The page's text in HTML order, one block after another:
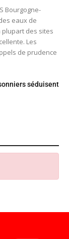
Bourgogne-
eaux de
plupart des sites
Les
de prudence
séduisent